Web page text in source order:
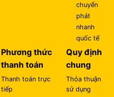
chuyển
phát
nhanh
quốc tế
Phương thức
thanh toán
Thanh toán trực
tiếp
Quy định
chung
Thỏa thuận
sử dụng